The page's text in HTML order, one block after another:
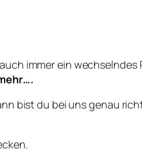
immer ein wechselndes
bist du bei uns genau